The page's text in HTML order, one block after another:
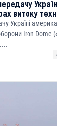
витоку
Україні
Iron Dome